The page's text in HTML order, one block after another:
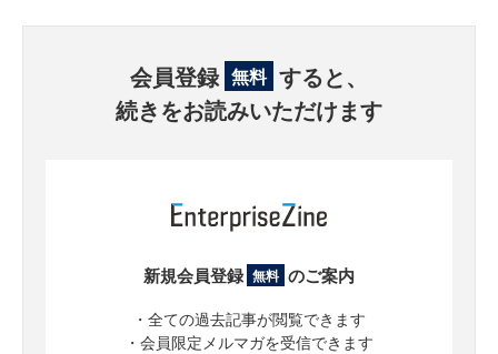
会員登録 無料 すると、
続きをお読みいただけます
新規会員登録 無料 のご案内
・全ての過去記事が閲覧できます
・会員限定メルマガを受信できます